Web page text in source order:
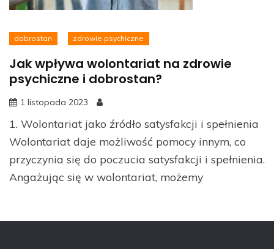
dobrostan zdrowie psychiczne
Jak wpływa wolontariat na zdrowie
psychiczne i dobrostan?
1 listopada 2023
1. Wolontariat jako źródło satysfakcji i spełnienia
Wolontariat daje możliwość pomocy innym, co
przyczynia się do poczucia satysfakcji i spełnienia.
Angażując się w wolontariat, możemy